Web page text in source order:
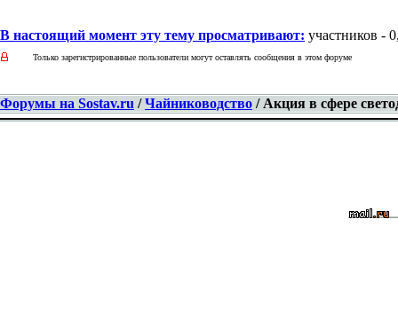
В настоящий момент эту тему просматривают: участников -
Только зарегистрированные пользователи могут оставлять сообщения в этом форуме
Форумы на Sostav.ru /Чайниководство / Акция в сфере